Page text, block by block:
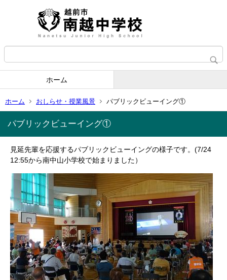
ホーム
ホーム おしらせ・授業風景 パブリックビューイング①
パブリックビューイング①
見延先輩を応援するパブリックビューイングの様子です。(7/24
12:55から南中山小学校で始まりました）